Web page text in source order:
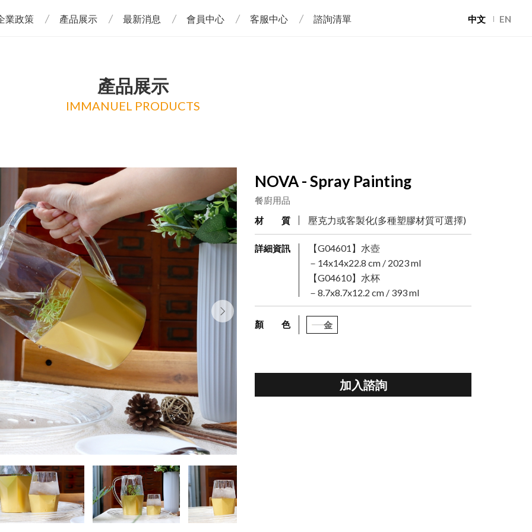
中文 EN
業政策 產品展示 最新消息 會員中心 客服中心 諮詢清單
產品展示
IMMANUEL PRODUCTS
NOVA - Spray Painting
餐廚用品
材 質
壓克力或客製化(多種塑膠材質可選擇)
詳細資訊
【G04601】水壺
－14x14x22.8 cm / 2023 ml
【G04610】水杯
－8.7x8.7x12.2 cm / 393 ml
顏 色 金
加入諮詢